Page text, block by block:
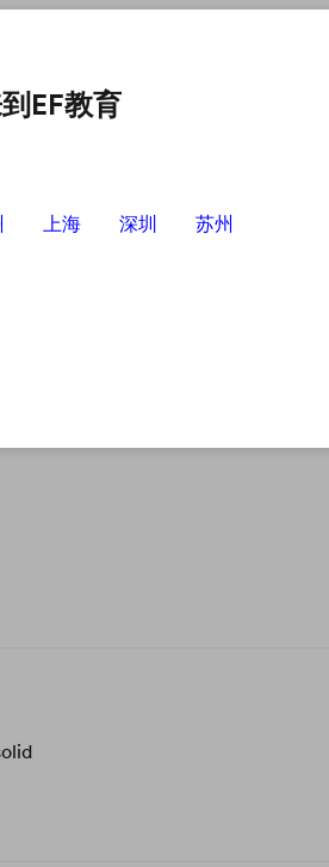
EF教育
上海 深圳 苏州